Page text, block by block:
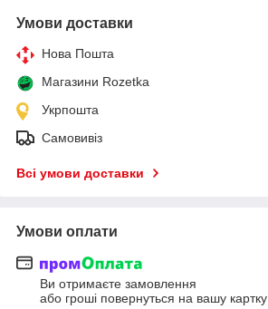
Умови доставки
Нова Пошта
Магазини Rozetka
Укрпошта
Самовивіз
Всі умови доставки
Умови оплати
Ви отримаєте замовлення
або гроші повернуться на вашу картку